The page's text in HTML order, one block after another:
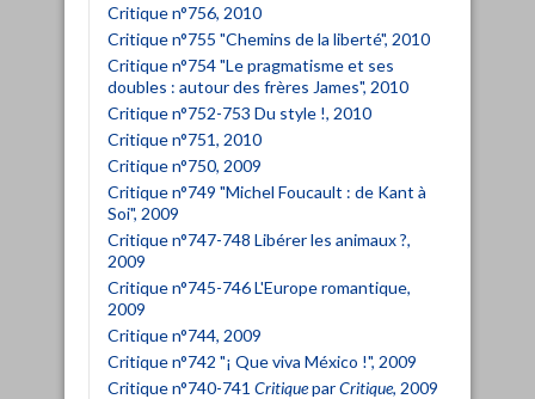
Critique n°756, 2010
Critique n°755 "Chemins de la liberté", 2010
Critique n°754 "Le pragmatisme et ses
doubles : autour des frères James", 2010
Critique n°752-753 Du style !, 2010
Critique n°751, 2010
Critique n°750, 2009
Critique n°749 "Michel Foucault : de Kant à
Soi", 2009
Critique n°747-748 Libérer les animaux ?,
2009
Critique n°745-746 L'Europe romantique,
2009
Critique n°744, 2009
Critique n°742 "¡ Que viva México !", 2009
Critique n°740-741 CritiqueparCritique, 2009